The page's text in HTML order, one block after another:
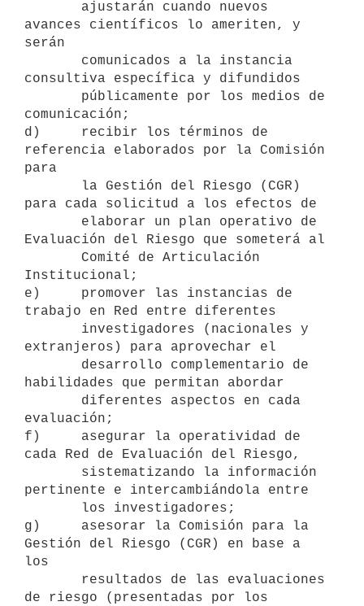
avances científicos lo ameriten, y
serán
consultiva específica y difundidos
comunicación;
d)     recibir los términos de
referencia elaborados por la Comisión
para
para cada solicitud a los efectos de
Evaluación del Riesgo que someterá al
Institucional;
e)     promover las instancias de
trabajo en Red entre diferentes
extranjeros) para aprovechar el
habilidades que permitan abordar
evaluación;
f)     asegurar la operatividad de
cada Red de Evaluación del Riesgo,
pertinente e intercambiándola entre
g)     asesorar la Comisión para la
Gestión del Riesgo (CGR) en base a
los
de riesgo (presentadas por los